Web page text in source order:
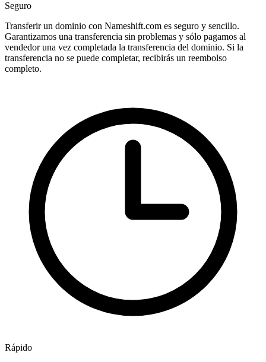
Seguro
Transferir un dominio con Nameshift.com es seguro y sencillo.
Garantizamos una transferencia sin problemas y sólo pagamos al
vendedor una vez completada la transferencia del dominio. Si la
transferencia no se puede completar, recibirás un reembolso
completo.
Rápido